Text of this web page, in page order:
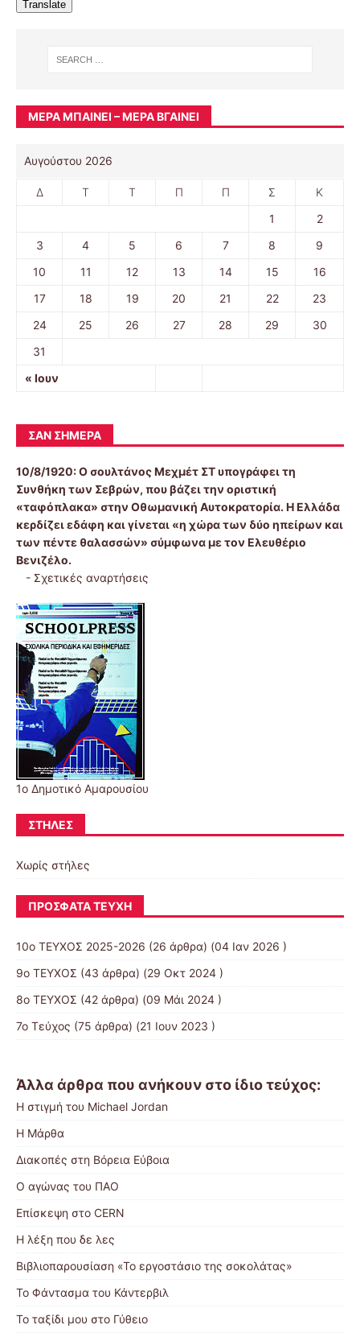
Translate
ΜΈΡΑ ΜΠΑΊΝΕΙ – ΜΈΡΑ ΒΓΑΊΝΕΙ
Αυγούστου 2026
Δ Τ Τ Π Π Σ Κ
« Ιουν
1
2
3
4 5 6 7 8
9
10
11 12 13 14 15
16
17
18 19 20 21 22
23
24
25 26 27 28 29
30
31
ΣΑΝ ΣΉΜΕΡΑ
10/8/1920:Ο σουλτάνος Μεχμέτ ΣΤ υπογράφει τη
Συνθήκη των Σεβρών, που βάζει την οριστική
«ταφόπλακα» στην Οθωμανική Αυτοκρατορία. Η Ελλάδα
κερδίζει εδάφη και γίνεται «η χώρα των δύο ηπείρων και
των πέντε θαλασσών» σύμφωνα με τον Ελευθέριο
Βενιζέλο.
- Σχετικές αναρτήσεις
1ο Δημοτικό Αμαρουσίου
ΣΤΉΛΕΣ
Χωρίς στήλες
ΠΡΌΣΦΑΤΑ ΤΕΎΧΗ
10o ΤΕΥΧΟΣ 2025-2026 (26 άρθρα) (04 Ιαν 2026 )
9ο ΤΕΥΧΟΣ (43 άρθρα) (29 Οκτ 2024 )
8ο ΤΕΥΧΟΣ (42 άρθρα) (09 Μάι 2024 )
7ο Τεύχος (75 άρθρα) (21 Ιουν 2023 )
Άλλα άρθρα που ανήκουν στο ίδιο τεύχος:
Η στιγμή του Michael Jordan
Η Μάρθα
Διακοπές στη Βόρεια Εύβοια
Ο αγώνας του ΠΑΟ
Επίσκεψη στο CERN
Η λέξη που δε λες
Βιβλιοπαρουσίαση «Το εργοστάσιο της σοκολάτας»
Το Φάντασμα του Κάντερβιλ
Το ταξίδι μου στο Γύθειο